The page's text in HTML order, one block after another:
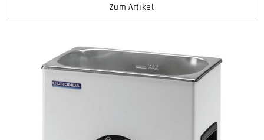
Zum Artikel